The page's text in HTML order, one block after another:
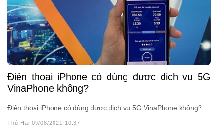
Điện thoại iPhone có dùng được dịch vụ 5G
VinaPhone không?
Điện thoại iPhone có dùng được dịch vụ 5G VinaPhone không?
Thứ Hai 09/08/2021 10:37